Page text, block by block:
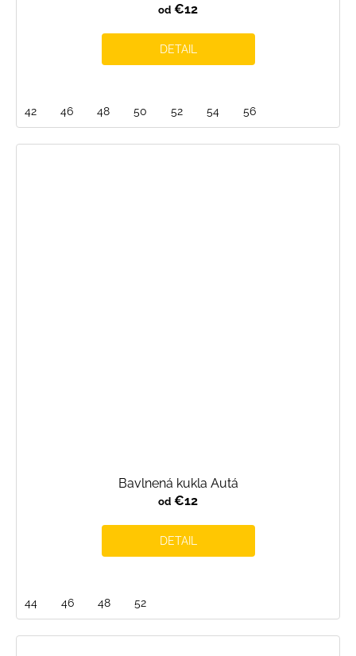
od €12
DETAIL
42 46 48 50 52 54 56
Bavlnená kukla Autá
od €12
DETAIL
44 46 48 52